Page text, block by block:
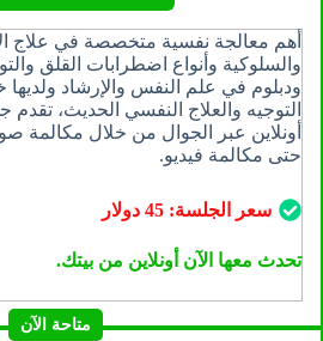
أهم معالجة نفسية متخصصة في علاج
والسلوكية وأنواع اضطرابات القلق
التوجيه والعلاج النفسي الحديث،
أونلاين عبر الجوال من خلال مكالمة
حتى مكالمة فيديو.
سعر الجلسة: 45 دولار
تحدث معها الآن أونلاين من بيتك.
متاحة الآن